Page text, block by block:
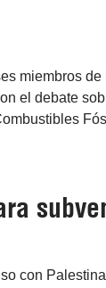
miembros
el debate
con